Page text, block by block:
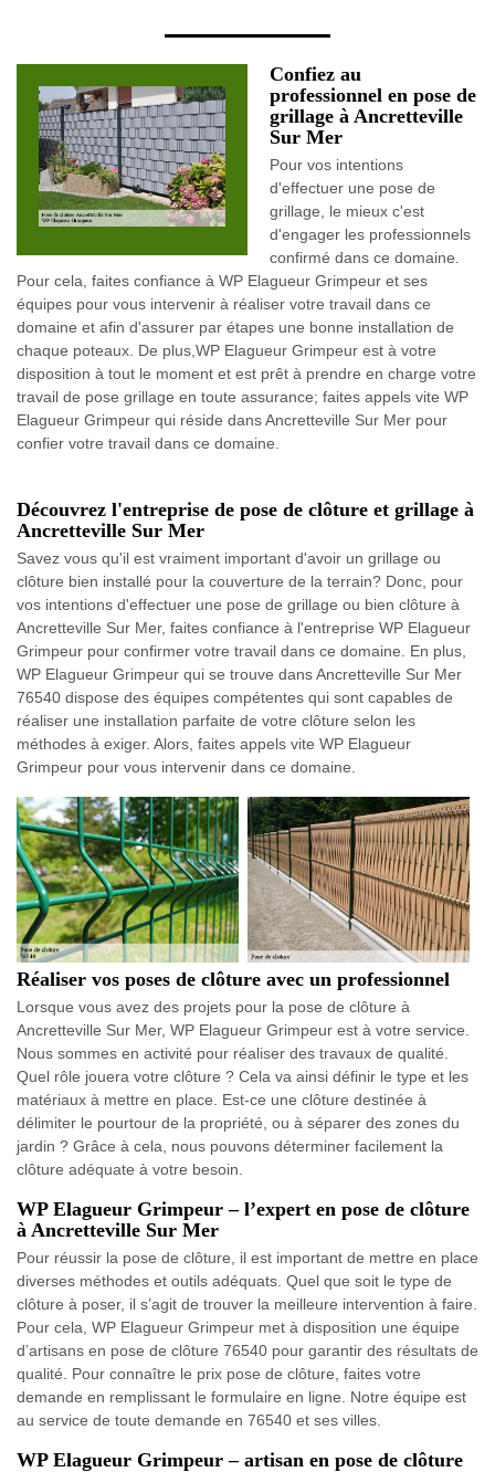
Confiez au
professionnel en pose de
grillage à Ancretteville
Sur Mer
Pour vos intentions
d'effectuer une pose de
grillage, le mieux c'est
d'engager les professionnels
confirmé dans ce domaine.
Pour cela, faites confiance à WP Elagueur Grimpeur et ses
équipes pour vous intervenir à réaliser votre travail dans ce
domaine et afin d'assurer par étapes une bonne installation de
chaque poteaux. De plus,WP Elagueur Grimpeur est à votre
disposition à tout le moment et est prêt à prendre en charge votre
travail de pose grillage en toute assurance; faites appels vite WP
Elagueur Grimpeur qui réside dans Ancretteville Sur Mer pour
confier votre travail dans ce domaine.
Découvrez l'entreprise de pose de clôture et grillage à
Ancretteville Sur Mer
Savez vous qu'il est vraiment important d'avoir un grillage ou
clôture bien installé pour la couverture de la terrain? Donc, pour
vos intentions d'effectuer une pose de grillage ou bien clôture à
Ancretteville Sur Mer, faites confiance à l'entreprise WP Elagueur
Grimpeur pour confirmer votre travail dans ce domaine. En plus,
WP Elagueur Grimpeur qui se trouve dans Ancretteville Sur Mer
76540 dispose des équipes compétentes qui sont capables de
réaliser une installation parfaite de votre clôture selon les
méthodes à exiger. Alors, faites appels vite WP Elagueur
Grimpeur pour vous intervenir dans ce domaine.
Réaliser vos poses de clôture avec un professionnel
Lorsque vous avez des projets pour la pose de clôture à
Ancretteville Sur Mer, WP Elagueur Grimpeur est à votre service.
Nous sommes en activité pour réaliser des travaux de qualité.
Quel rôle jouera votre clôture ? Cela va ainsi définir le type et les
matériaux à mettre en place. Est-ce une clôture destinée à
délimiter le pourtour de la propriété, ou à séparer des zones du
jardin ? Grâce à cela, nous pouvons déterminer facilement la
clôture adéquate à votre besoin.
WP Elagueur Grimpeur – l’expert en pose de clôture
à Ancretteville Sur Mer
Pour réussir la pose de clôture, il est important de mettre en place
diverses méthodes et outils adéquats. Quel que soit le type de
clôture à poser, il s’agit de trouver la meilleure intervention à faire.
Pour cela, WP Elagueur Grimpeur met à disposition une équipe
d’artisans en pose de clôture 76540 pour garantir des résultats de
qualité. Pour connaître le prix pose de clôture, faites votre
demande en remplissant le formulaire en ligne. Notre équipe est
au service de toute demande en 76540 et ses villes.
WP Elagueur Grimpeur – artisan en pose de clôture